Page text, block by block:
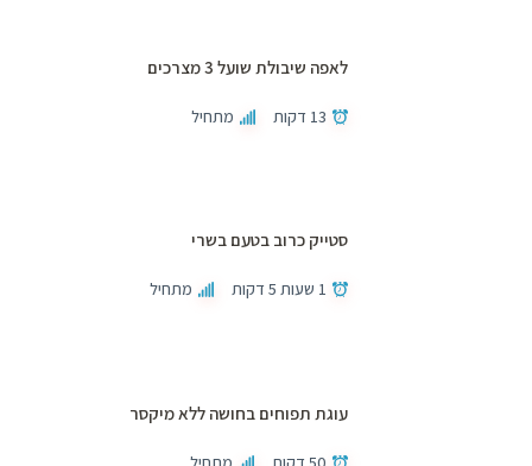
לאפה שיבולת שועל 3 מצרכים
13 דקות מתחיל
סטייק כרוב בטעם בשרי
1 שעות 5 דקות מתחיל
עוגת תפוחים בחושה ללא מיקסר